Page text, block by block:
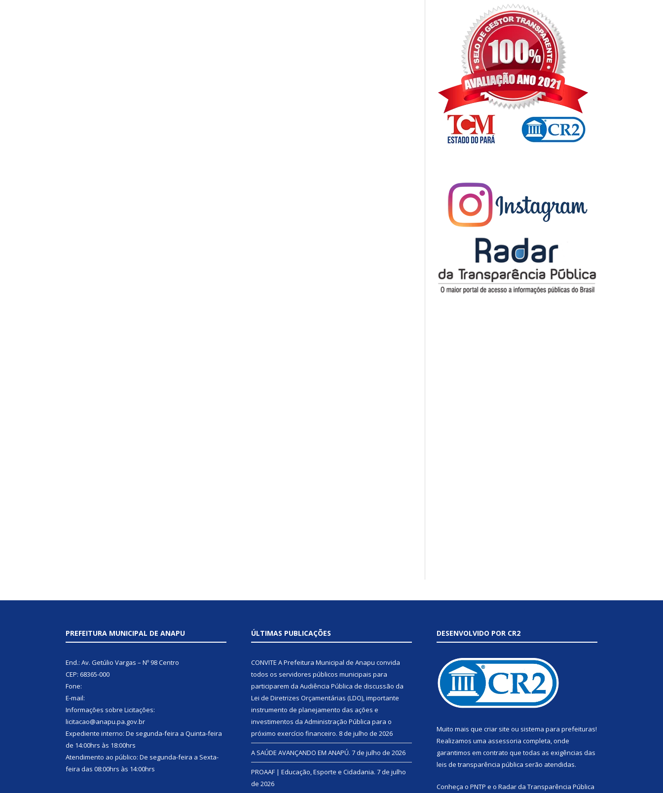
PREFEITURA MUNICIPAL DE ANAPU
End.: Av. Getúlio Vargas – Nº 98 Centro
CEP: 68365-000
Fone:
E-mail:
Informações sobre Licitações:
licitacao@anapu.pa.gov.br
Expediente interno: De segunda-feira a Quinta-feira
de 14:00hrs às 18:00hrs
Atendimento ao público: De segunda-feira a Sexta-
feira das 08:00hrs às 14:00hrs
ÚLTIMAS PUBLICAÇÕES
CONVITE A Prefeitura Municipal de Anapu convida
todos os servidores públicos municipais para
participarem da Audiência Pública de discussão da
Lei de Diretrizes Orçamentárias (LDO), importante
instrumento de planejamento das ações e
investimentos da Administração Pública para o
próximo exercício financeiro. 8 de julho de 2026
A SAÚDE AVANÇANDO EM ANAPÚ. 7 de julho de 2026
PROAAF | Educação, Esporte e Cidadania. 7 de julho
de 2026
DESENVOLVIDO POR CR2
Muito mais que criar site ou sistema para prefeituras!
Realizamos uma assessoria completa, onde
garantimos em contrato que todas as exigências das
leis de transparência pública serão atendidas.
Conheça o PNTP e o Radar da Transparência Pública